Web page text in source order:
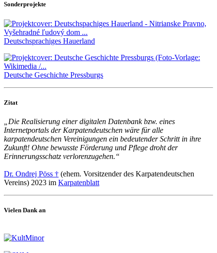
Sonderprojekte
Deutschsprachiges Hauerland
Deutsche Geschichte Pressburgs
Zitat
„Die Realisierung einer digitalen Datenbank bzw. eines
Internetportals der Karpatendeutschen wäre für alle
karpatendeutschen Vereinigungen ein bedeutender Schritt in ihre
Zukunft! Ohne bewusste Förderung und Pflege droht der
Erinnerungsschatz verlorenzugehen.“
Dr. Ondrej Pöss † (ehem. Vorsitzender des Karpatendeutschen
Vereins) 2023 im Karpatenblatt
Vielen Dank an